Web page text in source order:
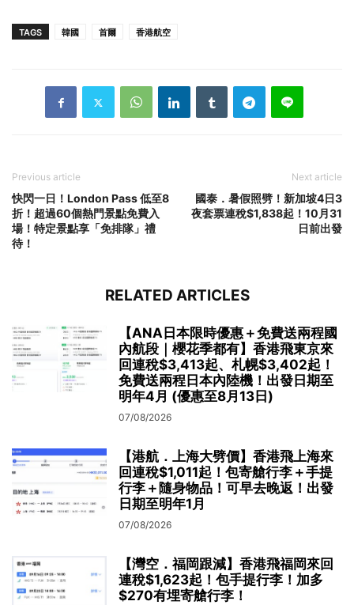
TAGS 韓國 首爾 香港航空
Previous article
快閃一日！London Pass 低至8
折！超過60個熱門景點免費入
場！特定景點享「免排隊」禮
待！
Next article
國泰．暑假照劈！新加坡4日3
夜套票連稅$1,838起！10月31
日前出發
RELATED ARTICLES
【ANA日本限時優惠＋免費送兩程國
內航段｜櫻花季都有】香港飛東京來
回連稅$3,413起、札幌$3,402起！
免費送兩程日本內陸機！出發日期至
明年4月 (優惠至8月13日)
07/08/2026
【港航．上海大劈價】香港飛上海來
回連稅$1,011起！包寄艙行李＋手提
行李＋隨身物品！可早去晚返！出發
日期至明年1月
07/08/2026
【灣空．福岡跟減】香港飛福岡來回
連稅$1,623起！包手提行李！加多
$270有埋寄艙行李！